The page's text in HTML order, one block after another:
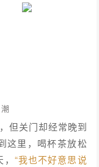
但关门却经常晚到
这里，喝杯茶放松
“我也不好意思说